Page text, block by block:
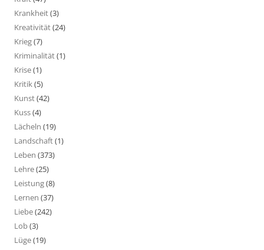
Krankheit(3)
Kreativität(24)
Krieg(7)
Kriminalität(1)
Krise(1)
Kritik(5)
Kunst(42)
Kuss(4)
Lächeln (19)
Landschaft(1)
Leben (373)
Lehre(25)
Leistung(8)
Lernen (37)
Liebe(242)
Lob(3)
Lüge(19)